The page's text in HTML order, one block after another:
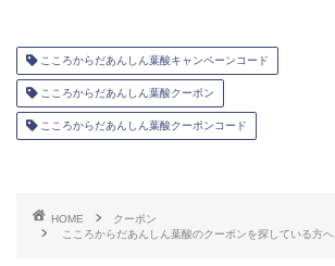
こころからだあんしん葉酸キャンペーンコード
こころからだあんしん葉酸クーポン
こころからだあんしん葉酸クーポンコード
HOME
クーポン
こころからだあんしん葉酸のクーポンを探している方へ